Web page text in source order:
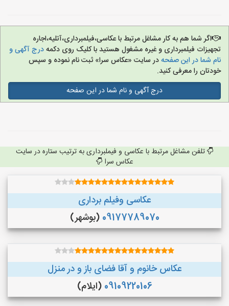
اگر شما هم به کار مشاغل مرتبط با عکاسی،فیلمبرداری،آتلیه،اجاره
تجهیزات فیلمبرداری و غیره مشغول هستید با کلیک روی دکمهدرج آگهی و
نام شما در این صفحهدر سایت «عکاس سرا» ثبت نام نموده و سپس
خودتان را معرفی کنید.
درج آگهی و نام شما در این صفحه
تلفن مشاغل مرتبط با عکاسی و فیملبرداری به ترتیب ستاره در سایت
عکاس سرا
عکاسی وفیلم برداری
09177789070 (بوشهر)
عکاس خانوم و آقا فضای باز و در منزل
09109220106 (ایلام)